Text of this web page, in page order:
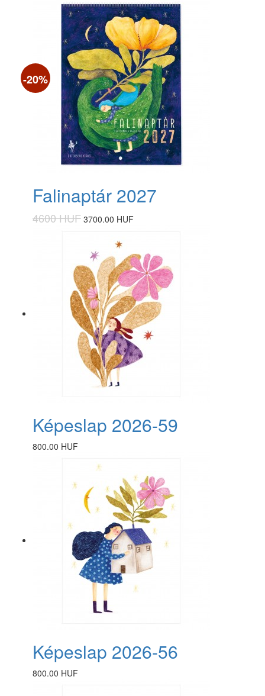
-20%
Falinaptár 2027
4600 HUF 3700.00 HUF
Képeslap 2026-59
800.00 HUF
Képeslap 2026-56
800.00 HUF